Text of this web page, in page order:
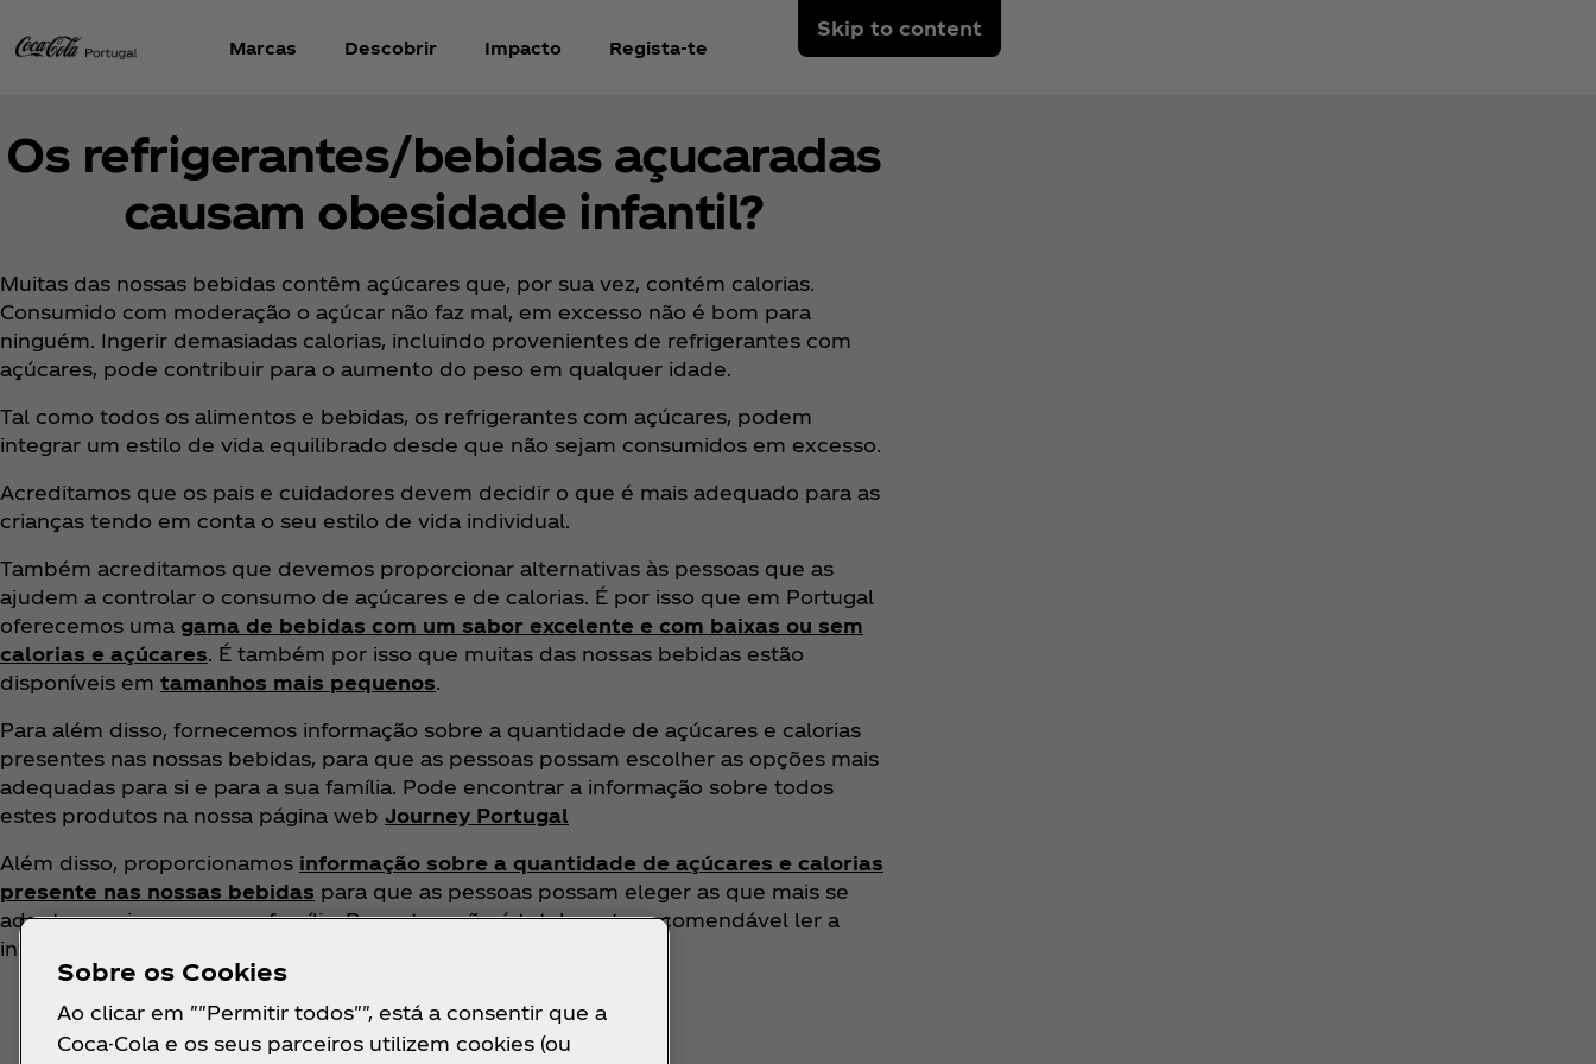
Skip to content
Marcas Descobrir Impacto Regista-te
Os refrigerantes/bebidas açucaradas
causam obesidade infantil?
Muitas das nossas bebidas contêm açúcares que, por sua vez, contém calorias.
Consumido com moderação o açúcar não faz mal, em excesso não é bom para
ninguém. Ingerir demasiadas calorias, incluindo provenientes de refrigerantes com
açúcares, pode contribuir para o aumento do peso em qualquer idade.
Tal como todos os alimentos e bebidas, os refrigerantes com açúcares, podem
integrar um estilo de vida equilibrado desde que não sejam consumidos em excesso.
Acreditamos que os pais e cuidadores devem decidir o que é mais adequado para as
crianças tendo em conta o seu estilo de vida individual.
Também acreditamos que devemos proporcionar alternativas às pessoas que as
ajudem a controlar o consumo de açúcares e de calorias. É por isso que em Portugal
oferecemos uma gama de bebidas com um sabor excelente e com baixas ou sem
calorias e açúcares. É também por isso que muitas das nossas bebidas estão
disponíveis em tamanhos mais pequenos.
Para além disso, fornecemos informação sobre a quantidade de açúcares e calorias
presentes nas nossas bebidas, para que as pessoas possam escolher as opções mais
adequadas para si e para a sua família. Pode encontrar a informação sobre todos
estes produtos na nossa página web Journey Portugal
Além disso, proporcionamos informação sobre a quantidade de açúcares e calorias
presente nas nossas bebidas para que as pessoas possam eleger as que mais se
adaptam a si e para a sua família. Por esta razão é totalmente recomendável ler a
informação no rótulo das mesmas.
Sobre os Cookies
Ao clicar em ""Permitir todos"", está a consentir que a
Coca-Cola e os seus parceiros utilizem cookies (ou